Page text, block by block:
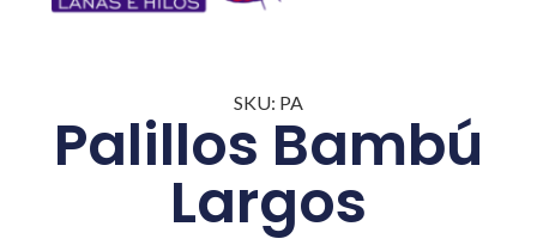
SKU: PA
Palillos Bambú
Largos